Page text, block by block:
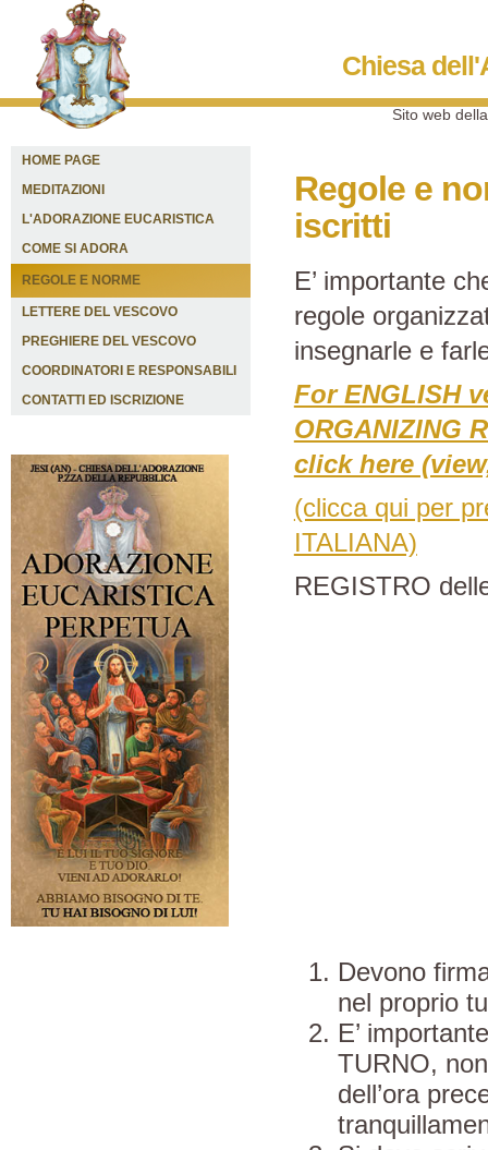
Chiesa
Sito web
HOME PAGE
MEDITAZIONI
L'ADORAZIONE EUCARISTICA
COME SI ADORA
REGOLE E NORME
LETTERE DEL VESCOVO
PREGHIERE DEL VESCOVO
COORDINATORI E RESPONSABILI
CONTATTI ED ISCRIZIONE
Regole e
iscritti
E’ importante
regole
insegnarle e
For ENGLISH
ORGANIZING
click here
(clicca qui per
ITALIANA)
REGISTRO
Devono
nel proprio
E’
TURNO,
dell’ora